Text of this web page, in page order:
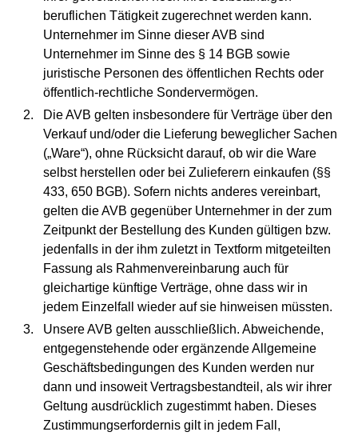
beruflichen Tätigkeit zugerechnet werden kann.
Unternehmer im Sinne dieser AVB sind
Unternehmer im Sinne des § 14 BGB sowie
juristische Personen des öffentlichen Rechts oder
öffentlich-rechtliche Sondervermögen.
Die AVB gelten insbesondere für Verträge über den
Verkauf und/oder die Lieferung beweglicher Sachen
(„Ware“), ohne Rücksicht darauf, ob wir die Ware
selbst herstellen oder bei Zulieferern einkaufen (§§
433, 650 BGB). Sofern nichts anderes vereinbart,
gelten die AVB gegenüber Unternehmer in der zum
Zeitpunkt der Bestellung des Kunden gültigen bzw.
jedenfalls in der ihm zuletzt in Textform mitgeteilten
Fassung als Rahmenvereinbarung auch für
gleichartige künftige Verträge, ohne dass wir in
jedem Einzelfall wieder auf sie hinweisen müssten.
Unsere AVB gelten ausschließlich. Abweichende,
entgegenstehende oder ergänzende Allgemeine
Geschäftsbedingungen des Kunden werden nur
dann und insoweit Vertragsbestandteil, als wir ihrer
Geltung ausdrücklich zugestimmt haben. Dieses
Zustimmungserfordernis gilt in jedem Fall,